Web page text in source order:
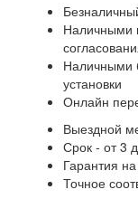
Наличными
Наличными
установки
Онлайн
Выездной
Срок - от 3
Гарантия
Точное